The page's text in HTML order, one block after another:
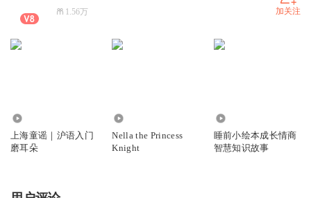
1.56万 加关注
上海童谣｜沪语入门
磨耳朵
Nella the Princess
Knight
睡前小绘本成长情商
智慧知识故事